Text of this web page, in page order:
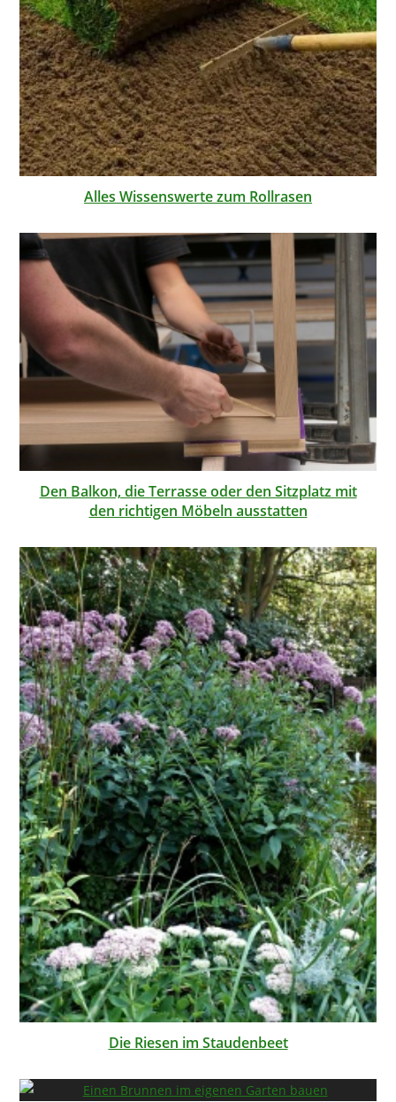
Alles Wissenswerte zum Rollrasen
Den Balkon, die Terrasse oder den Sitzplatz mit
den richtigen Möbeln ausstatten
Die Riesen im Staudenbeet